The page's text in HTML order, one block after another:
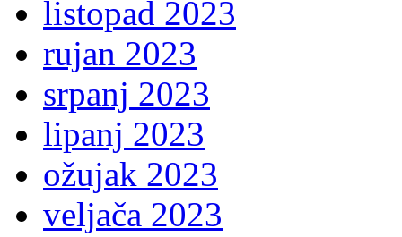
listopad 2023
rujan 2023
srpanj 2023
lipanj 2023
ožujak 2023
veljača 2023